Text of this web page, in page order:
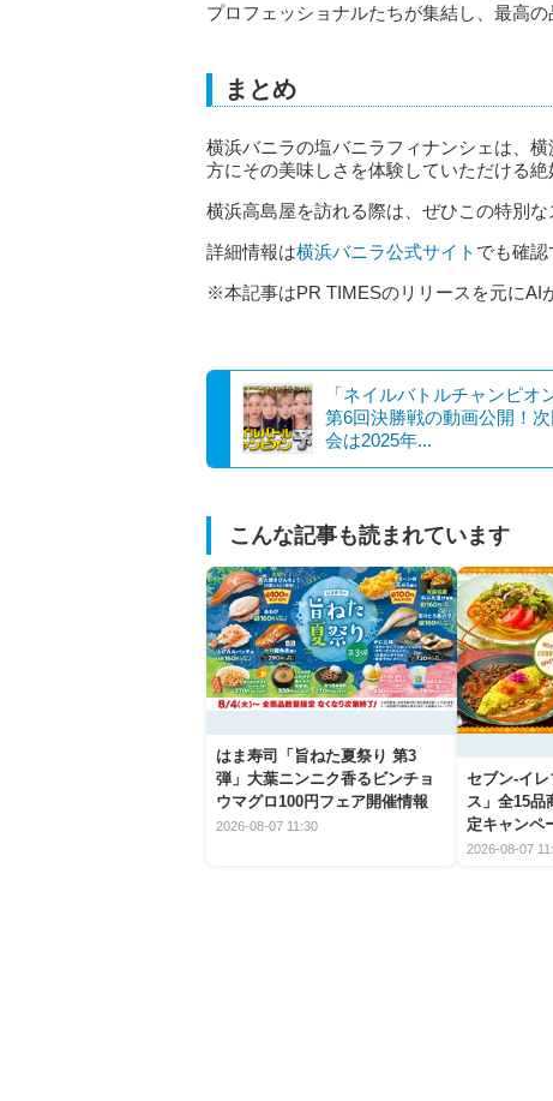
プロフェッショナルたちが集結し、最高の
まとめ
横浜バニラの塩バニラフィナンシェは、
方にその美味しさを体験していただける絶
横浜高島屋を訪れる際は、ぜひこの特別
詳細情報は横浜バニラ公式サイト でも確認
※本記事はPR TIMESのリリースを元にAI
「ネイルバトルチャンピオ
第6回決勝戦の動画公開！
会は2025年...
こんな記事も読まれています
はま寿司「旨ねた夏祭り 第3
弾」大葉ニンニク香るビンチョ
ウマグロ100円フェア開催情報
2026-08-07 11:30
セブン‐イ
ス」全15品
定キャンペ
2026-08-07